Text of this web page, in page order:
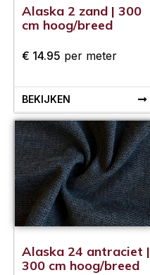
Alaska 2 zand | 300
cm hoog/breed
€ 14.95 per meter
BEKIJKEN
Alaska 24 antraciet |
300 cm hoog/breed